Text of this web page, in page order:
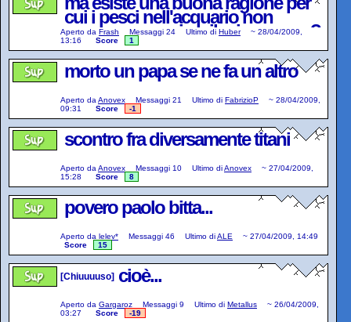
cui i pesci nell'acquario non
possano mangiare il mio sperma?
Aperto da Frash Messaggi 24 Ultimo di Huber ~ 28/04/2009,
13:16
Score 1
morto un papa se ne fa un altro
Aperto da Anovex Messaggi 21 Ultimo di FabrizioP ~ 28/04/2009,
09:31
Score -1
scontro fra diversamente titani
Aperto da Anovex Messaggi 10 Ultimo diAnovex ~ 27/04/2009,
15:28
Score 8
povero paolo bitta...
Aperto da lelev* Messaggi 46 Ultimo diALE ~ 27/04/2009, 14:49
Score
15
[Chiuuuuso] cioè...
Aperto da Gargaroz Messaggi 9 Ultimo di Metallus ~ 26/04/2009,
03:27
Score -19